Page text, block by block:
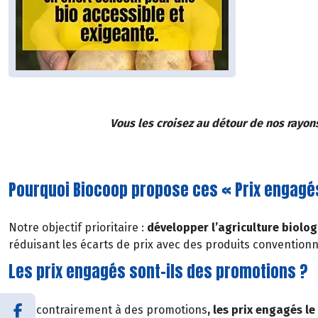
Vous les croisez au détour de nos
Pourquoi Biocoop propose ces « Prix
Notre objectif prioritaire : développer l’agriculture
réduisant les écarts de prix avec des produits
Les prix engagés sont-ils des promotions ?
Non, contrairement à des promotions, les prix engagés